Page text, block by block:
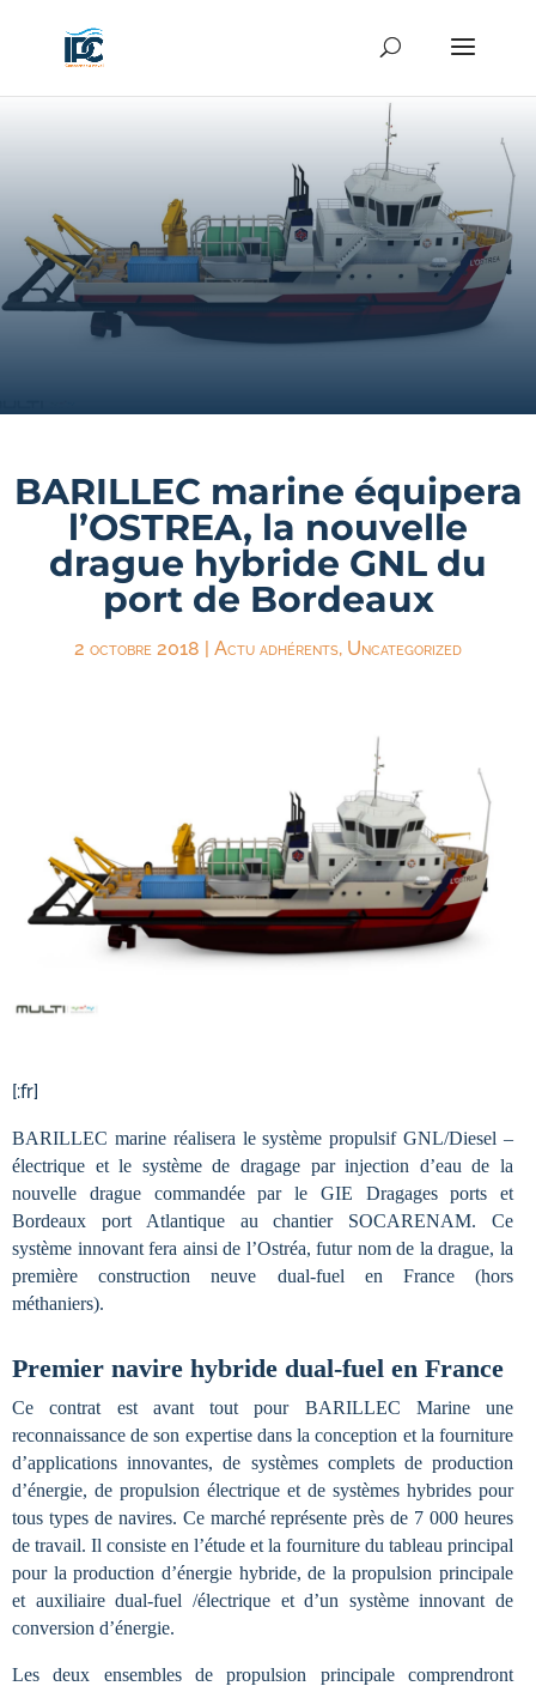
BARILLEC marine équipera
l’OSTREA, la nouvelle
drague hybride GNL du
port de Bordeaux
2 octobre 2018 | Actu adhérents, Uncategorized
[:fr]
BARILLEC marine réalisera le système propulsif GNL/Diesel –
électrique et le système de dragage par injection d’eau de la
nouvelle drague commandée par le GIE Dragages ports et
Bordeaux port Atlantique auchantier SOCARENAM. Ce
système innovant fera ainsi de l’Ostréa, futur nom de la drague, la
première construction neuve dual-fuel en France (hors
méthaniers).
Premier navire hybride dual-fuel en France
Ce contrat est avant tout pour BARILLEC Marine une
reconnaissance de son expertise dans la conception et la fourniture
d’applications innovantes, de systèmes complets de production
d’énergie, de propulsion électrique et de systèmes hybrides pour
tous types de navires. Ce marché représente près de 7 000 heures
de travail. Il consiste en l’étude et la fourniture du tableau principal
pour la production d’énergie hybride, de la propulsion principale
et auxiliaire dual-fuel /électrique et d’un système innovant de
conversion d’énergie.
Les deux ensembles de propulsion principale comprendront